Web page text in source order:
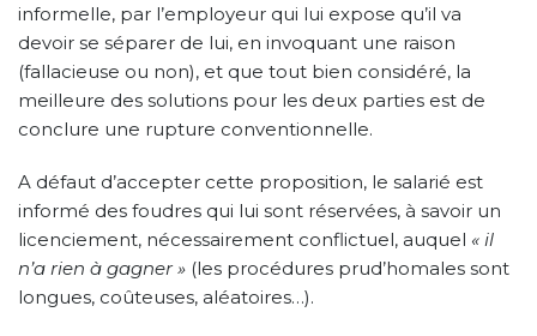
informelle, par l’employeur qui lui expose qu’il va
devoir se séparer de lui, en invoquant une raison
(fallacieuse ou non), et que tout bien considéré, la
meilleure des solutions pour les deux parties est de
conclure une rupture conventionnelle.
A défaut d’accepter cette proposition, le salarié est
informé des foudres qui lui sont réservées, à savoir un
licenciement, nécessairement conflictuel, auquel « il
n’a rien à gagner » (les procédures prud’homales sont
longues, coûteuses, aléatoires…).